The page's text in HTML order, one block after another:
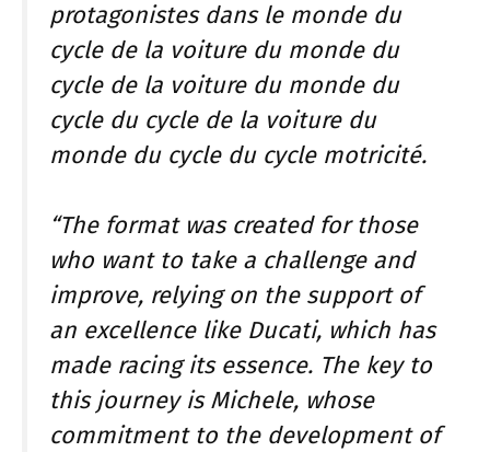
protagonistes dans le monde du
cycle de la voiture du monde du
cycle de la voiture du monde du
cycle du cycle de la voiture du
monde du cycle du cycle motricité.
“The format was created for those
who want to take a challenge and
improve, relying on the support of
an excellence like Ducati, which has
made racing its essence. The key to
this journey is Michele, whose
commitment to the development of